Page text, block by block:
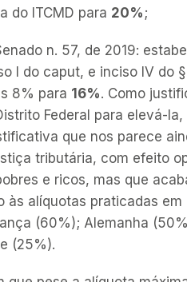
do ITCMD para 20% ;
n. 57, de 2019:
I do caput, e inciso IV do
8% para 16%. Como
Federal para elevá-
que nos parece
tributária, com efeito
e ricos, mas que
às alíquotas praticadas
(60%); Alemanha
(25%).